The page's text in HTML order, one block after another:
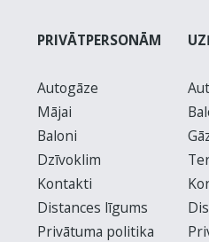
PRIVĀTPERSONĀM
Autogāze
Mājai
Baloni
Dzīvoklim
Kontakti
Distances līgums
Privātuma politika